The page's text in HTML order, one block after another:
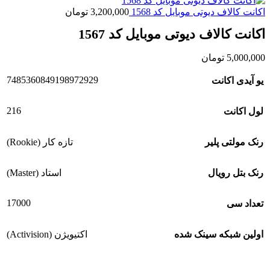
اکانت کالاف دیوتی موبایل کد 1568 3,200,000 تومان
اکانت کالاف دیوتی موبایل کد 1567
5,000,000 تومان
یو آیدی اکانت 7485360849198972929
لول اکانت 216
رنک مولتی پلیر تازه کار (Rookie)
رنک بتل رویال استاد (Master)
تعداد سی 17000
اولین شبکه سینک شده اکتیویژن (Activision)